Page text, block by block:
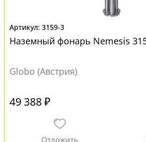
3159-3
Наземный фонарь Nemesis
Globo (Австрия)
49 388 ₽